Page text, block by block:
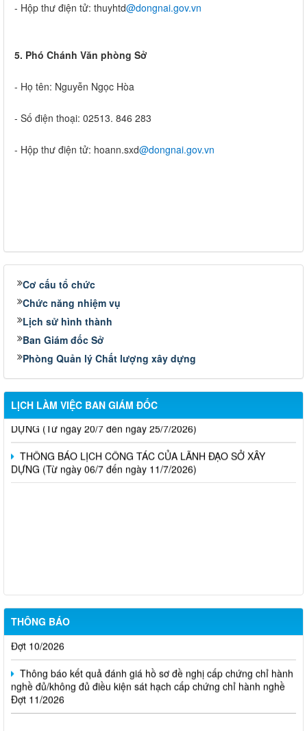
- Hộp thư điện tử: thuyhtd@dongnai.gov.vn​​
5. Phó Chánh Văn phòng Sở
- Họ tên: Nguyễn Ngọc Hòa
- Số điện thoại: 02513. 846 283
- Hộp thư điện tử: hoann.sxd@dongnai.gov.vn​
Cơ cấu tổ chức
Chức năng nhiệm vụ
Lịch sử hình thành
Ban Giám đốc Sở
Phòng Quản lý Chất lượng xây dựng
LỊCH LÀM VIỆC BAN GIÁM ĐỐC
LỊCH CÔNG TÁC CỦA LÃNH ĐẠO SỞ XÂY DỰNG (Từ ngày
03/8 đến ngày 08/8/2026)
THÔNG BÁO LỊCH CÔNG TÁC CỦA LÃNH ĐẠO SỞ XÂY
DỰNG (Từ ngày 20/7 đến ngày 25/7/2026)
THÔNG BÁO LỊCH CÔNG TÁC CỦA LÃNH ĐẠO SỞ XÂY
DỰNG (Từ ngày 06/7 đến ngày 11/7/2026)
THÔNG BÁO
Thông báo kết quả đánh giá hồ sơ đề nghị cấp chứng chỉ hành
nghề đủ/không đủ điều kiện sát hạch cấp chứng chỉ hành nghề
Đợt 10/2026
Thông báo kết quả đánh giá hồ sơ đề nghị cấp chứng chỉ hành
nghề đủ/không đủ điều kiện sát hạch cấp chứng chỉ hành nghề
Đợt 11/2026